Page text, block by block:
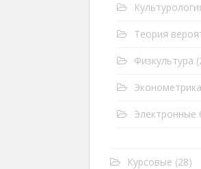
Теория
Физкультура
Эконометрика
Электронные
Курсовые (28)